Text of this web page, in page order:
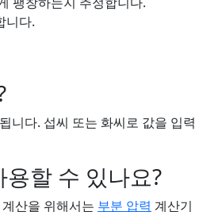
니다.
니다. 섭씨 또는 화씨로 값을 입력
할 수 있나요?
산을 위해서는 부분 압력 계산기